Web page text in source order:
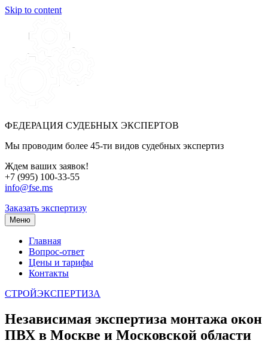
Skip to content
ФЕДЕРАЦИЯ СУДЕБНЫХ ЭКСПЕРТОВ
Мы проводим более 45-ти видов судебных экспертиз
Ждем ваших заявок!
+7 (995) 100-33-55
info@fse.ms
Заказать экспертизу
Меню
Главная
Вопрос-ответ
Цены и тарифы
Контакты
СТРОЙЭКСПЕРТИЗА
Независимая экспертиза монтажа окон
ПВХ в Москве и Московской области